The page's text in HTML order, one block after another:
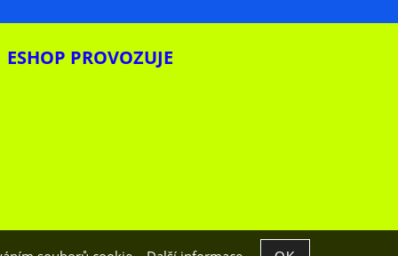
ESHOP PROVOZUJE